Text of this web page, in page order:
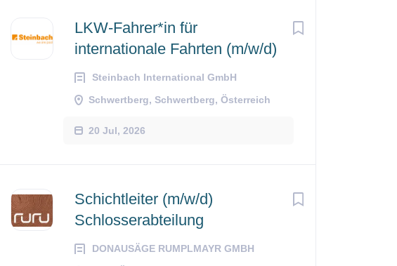
LKW-Fahrer*in für
internationale Fahrten (m/w/d)
Steinbach International GmbH
Schwertberg, Schwertberg, Österreich
20 Jul, 2026
Schichtleiter (m/w/d)
Schlosserabteilung
DONAUSÄGE RUMPLMAYR GMBH